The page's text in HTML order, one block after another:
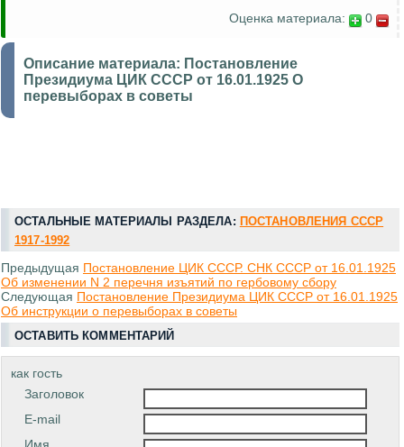
Оценка материала: 0
Описание материала: Постановление
Президиума ЦИК СССР от 16.01.1925 О
перевыборах в советы
ОСТАЛЬНЫЕ МАТЕРИАЛЫ РАЗДЕЛА: ПОСТАНОВЛЕНИЯ СССР
1917-1992
Предыдущая Постановление ЦИК СССР. СНК СССР от 16.01.1925
Об изменении N 2 перечня изъятий по гербовому сбору
Следующая Постановление Президиума ЦИК СССР от 16.01.1925
Об инструкции о перевыборах в советы
ОСТАВИТЬ КОММЕНТАРИЙ
как гость
Заголовок
E-mail